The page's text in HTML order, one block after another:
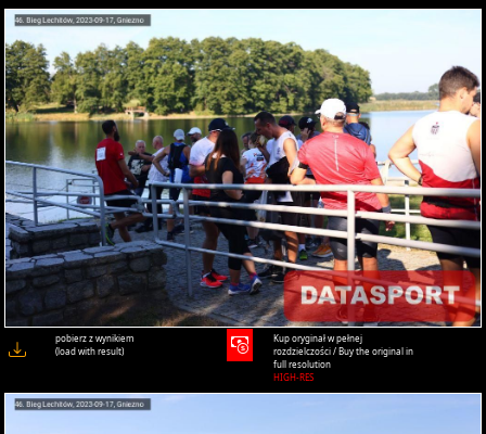
pobierz z wynikiem
(load with result)
Kup oryginał w pełnej
rozdzielczości / Buy the original in
full resolution
HIGH-RES